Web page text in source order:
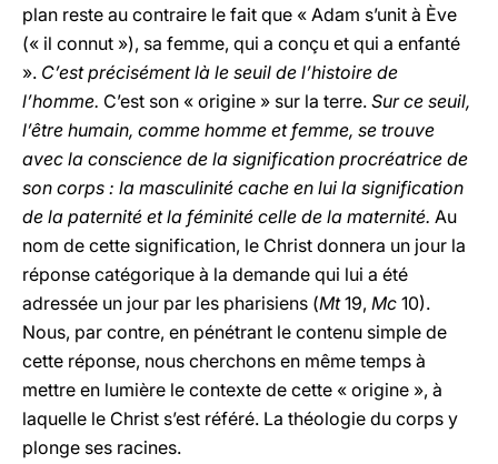
plan reste au contraire le fait que « Adam s’unit à Ève
(« il connut »), sa femme, qui a conçu et qui a enfanté
». C’est précisément là le seuil de l’histoire de
l’homme. C’est son « origine » sur la terre. Sur ce seuil,
l’être humain, comme homme et femme, se trouve
avec la conscience de la signification procréatrice de
son corps : la masculinité cache en lui la signification
de la paternité et la féminité celle de la maternité. Au
nom de cette signification, le Christ donnera un jour la
réponse catégorique à la demande qui lui a été
adressée un jour par les pharisiens (Mt19, Mc 10).
Nous, par contre, en pénétrant le contenu simple de
cette réponse, nous cherchons en même temps à
mettre en lumière le contexte de cette « origine », à
laquelle le Christ s’est référé. La théologie du corps y
plonge ses racines.